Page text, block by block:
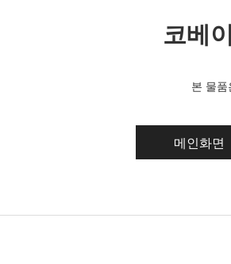
코베
본 물
메인화면